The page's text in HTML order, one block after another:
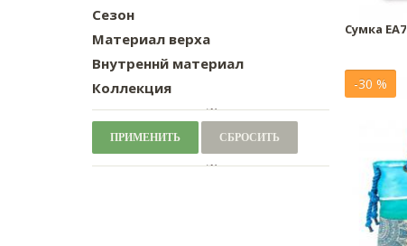
Сезон
Материал верха
Внутреннй материал
Коллекция
ПРИМЕНИТЬ СБРОСИТЬ
Сумка EA7
-30 %